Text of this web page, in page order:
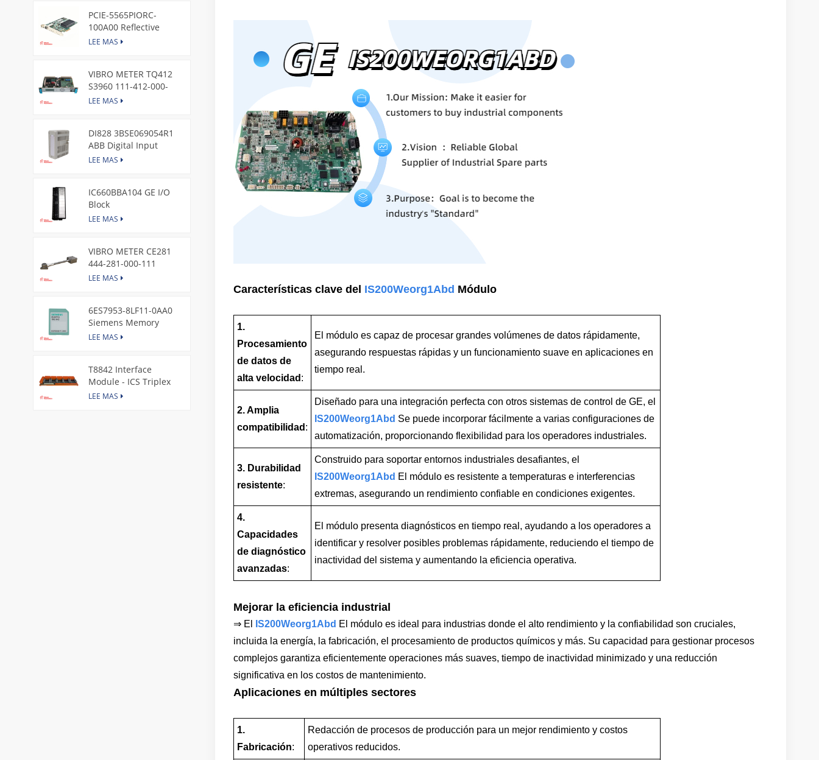
Características clave del IS200Weorg1Abd Módulo
1.
Procesamiento
de datos de
alta velocidad :
El módulo es capaz de procesar grandes volúmenes de datos rápidamente,
asegurando respuestas rápidas y un funcionamiento suave en aplicaciones en
tiempo real.
2. Amplia
compatibilidad :
Diseñado para una integración perfecta con otros sistemas de control de GE, el
IS200Weorg1Abd Se puede incorporar fácilmente a varias configuraciones de
automatización, proporcionando flexibilidad para los operadores industriales.
3. Durabilidad
resistente:
Construido para soportar entornos industriales desafiantes, el
IS200Weorg1Abd El módulo es resistente a temperaturas e interferencias
extremas, asegurando un rendimiento confiable en condiciones exigentes.
4.
Capacidades
de diagnóstico
avanzadas:
El módulo presenta diagnósticos en tiempo real, ayudando a los operadores a
identificar y resolver posibles problemas rápidamente, reduciendo el tiempo de
inactividad del sistema y aumentando la eficiencia operativa.
Mejorar la eficiencia industrial
⇒ El IS200Weorg1Abd El módulo es ideal para industrias donde el alto rendimiento y la confiabilidad son cruciales,
incluida la energía, la fabricación, el procesamiento de productos químicos y más. Su capacidad para gestionar procesos
complejos garantiza eficientemente operaciones más suaves, tiempo de inactividad minimizado y una reducción
significativa en los costos de mantenimiento.
Aplicaciones en múltiples sectores
1.
Fabricación:
Redacción de procesos de producción para un mejor rendimiento y costos
operativos reducidos.
PCIE-5565PIORC-
100A00 Reflective
Memory PCI Express
LEE MAS
VIBRO METER TQ412
S3960 111-412-000-
013 Reverse Mount
LEE MAS
DI828 3BSE069054R1
ABB Digital Input
Module
LEE MAS
IC660BBA104 GE I/O
Block
LEE MAS
VIBRO METER CE281
444-281-000-111
Piezoelectric Pressure
LEE MAS
6ES7953-8LF11-0AA0
Siemens Memory
Card
LEE MAS
T8842 Interface
Module - ICS Triplex
LEE MAS